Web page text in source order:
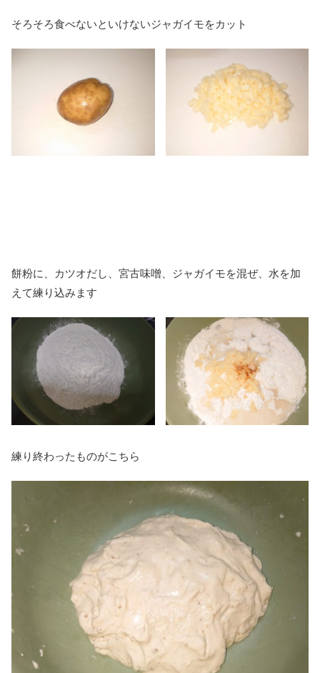
そろそろ食べないといけないジャガイモをカット
餅粉に、カツオだし、宮古味噌、ジャガイモを混ぜ、水を加
えて練り込みます
練り終わったものがこちら